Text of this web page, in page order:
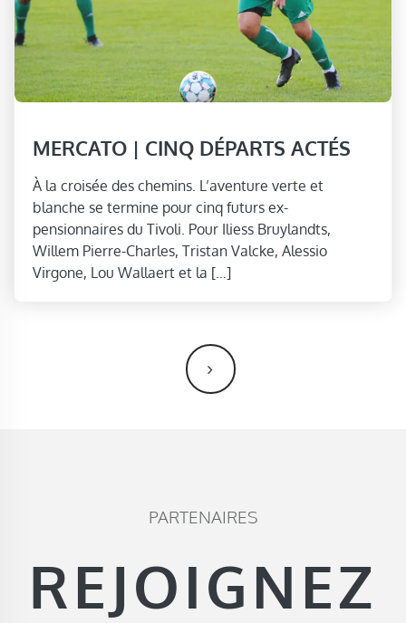
MERCATO | CINQ DÉPARTS ACTÉS
À la croisée des chemins. L’aventure verte et
blanche se termine pour cinq futurs ex-
pensionnaires du Tivoli. Pour Iliess Bruylandts,
Willem Pierre-Charles, Tristan Valcke, Alessio
Virgone, Lou Wallaert et la […]
NAVIGATION DES ARTICLES
PARTENAIRES
REJOIGNEZ